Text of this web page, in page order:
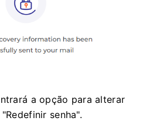
a opção para alterar
senha".